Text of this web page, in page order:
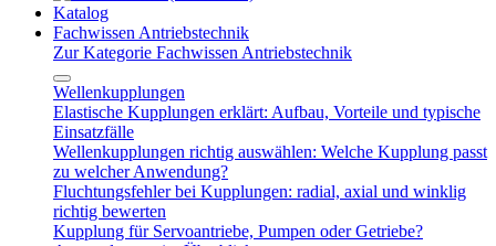
Katalog
Fachwissen Antriebstechnik
Zur Kategorie Fachwissen Antriebstechnik
Wellenkupplungen
Elastische Kupplungen erklärt: Aufbau, Vorteile und typische
Einsatzfälle
Wellenkupplungen richtig auswählen: Welche Kupplung passt
zu welcher Anwendung?
Fluchtungsfehler bei Kupplungen: radial, axial und winklig
richtig bewerten
Kupplung für Servoantriebe, Pumpen oder Getriebe?